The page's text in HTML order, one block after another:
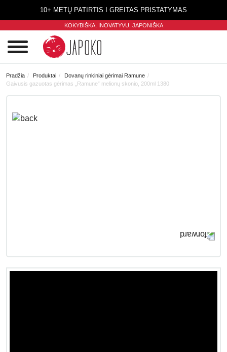
10+ METŲ PATIRTIS I GREITAS PRISTATYMAS
KOKYBIŠKA, INOVATYVU, JAPONIŠKA
Pradžia Produktai
Dovanų rinkiniai gėrimai Ramune
Gaivusis gazuotas gėrimas „Ramune” melionų skonio, 200ml 1380